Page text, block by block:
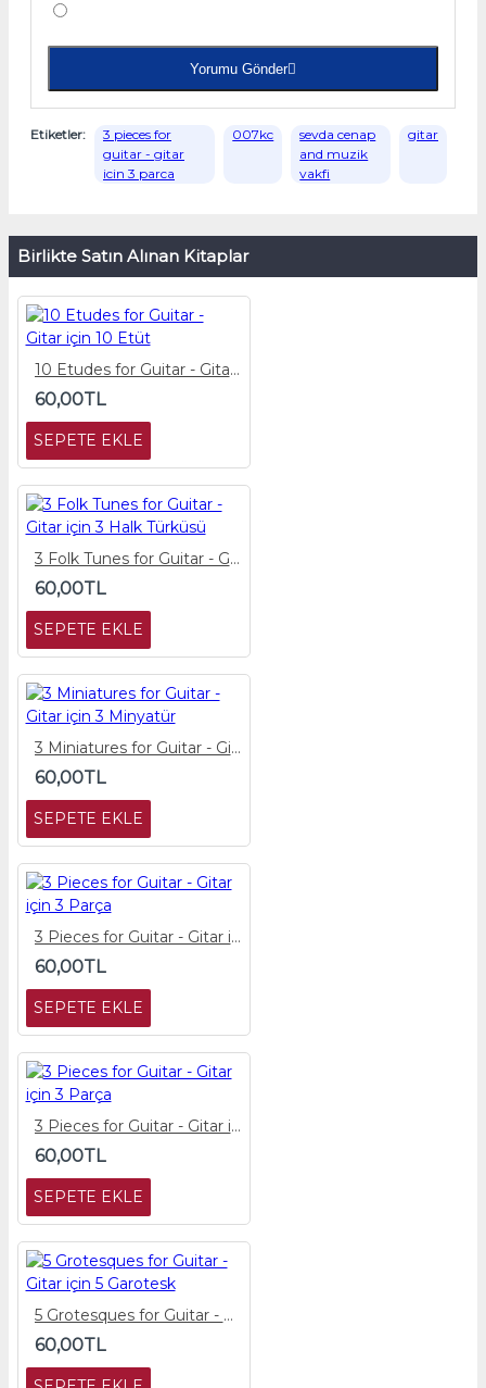
Yorumu Gönder
Etiketler:
3 pieces for
guitar - gitar
icin 3 parca
007kc
sevda cenap
and muzik
vakfi
gitar
Birlikte Satın Alınan Kitaplar
10 Etudes for Guitar - Gitar için 10 Etüt
60,00TL
SEPETE EKLE
3 Folk Tunes for Guitar - Gitar için 3 Halk Türküsü
60,00TL
SEPETE EKLE
3 Miniatures for Guitar - Gitar için 3 Minyatür
60,00TL
SEPETE EKLE
3 Pieces for Guitar - Gitar için 3 Parça
60,00TL
SEPETE EKLE
3 Pieces for Guitar - Gitar için 3 Parça
60,00TL
SEPETE EKLE
5 Grotesques for Guitar - Gitar için 5 Garotesk
60,00TL